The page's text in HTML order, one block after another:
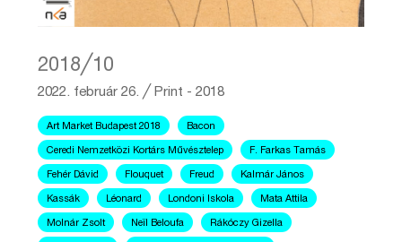
2018╱10
2022. február 26. ╱Print - 2018
Art Market Budapest 2018 Bacon
Ceredi Nemzetközi Kortárs Művésztelep F. Farkas Tamás
Fehér Dávid Flouquet Freud Kalmár János
Kassák Léonard Londoni Iskola Mata Attila
Molnár Zsolt Neïl Beloufa Rákóczy Gizella